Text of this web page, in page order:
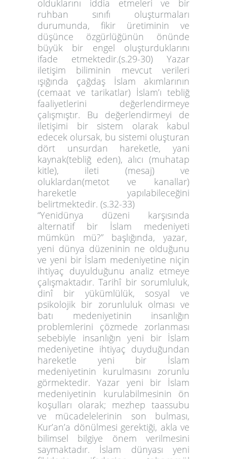
olduklarını iddia etmeleri ve bir
ruhban sınıfı oluşturmaları
durumunda, fikir üretiminin ve
düşünce özgürlüğünün önünde
büyük bir engel oluşturduklarını
ifade etmektedir.(s.29-30) Yazar
iletişim biliminin mevcut verileri
ışığında çağdaş İslam akımlarının
(cemaat ve tarikatlar) İslam’ı tebliğ
faaliyetlerini değerlendirmeye
çalışmıştır. Bu değerlendirmeyi de
iletişimi bir sistem olarak kabul
edecek olursak, bu sistemi oluşturan
dört unsurdan hareketle, yani
kaynak(tebliğ eden), alıcı (muhatap
kitle), ileti (mesaj) ve
oluklardan(metot ve kanallar)
hareketle yapılabileceğini
belirtmektedir. (s.32-33)
“Yenidünya düzeni karşısında
alternatif bir İslam medeniyeti
mümkün mü?” başlığında, yazar,
yeni dünya düzeninin ne olduğunu
ve yeni bir İslam medeniyetine niçin
ihtiyaç duyulduğunu analiz etmeye
çalışmaktadır. Tarihî bir sorumluluk,
dinî bir yükümlülük, sosyal ve
psikolojik bir zorunluluk olması ve
batı medeniyetinin insanlığın
problemlerini çözmede zorlanması
sebebiyle insanlığın yeni bir İslam
medeniyetine ihtiyaç duyduğundan
hareketle yeni bir İslam
medeniyetinin kurulmasını zorunlu
görmektedir. Yazar yeni bir İslam
medeniyetinin kurulabilmesinin ön
koşulları olarak; mezhep taassubu
ve mücadelelerinin son bulması,
Kur’an’a dönülmesi gerektiği, akla ve
bilimsel bilgiye önem verilmesini
saymaktadır. İslam dünyası yeni